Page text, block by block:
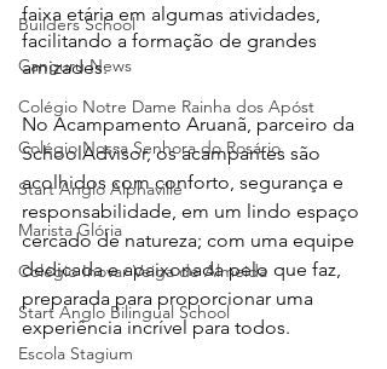
Builders School
Canguru News
Colégio Notre Dame Rainha dos Apóst
Colégio Nossa Senhora do Rosário
Start Anglo Alphaville
Marista Glória
Colégio Inovar Veiga de Almeida
Start Anglo Bilingual School
Escola Stagium
faixa etária em algumas atividades,
facilitando a formação de grandes
amizades.
No Acampamento Aruanã , parceiro da
SchoolAdvisor, os acampantes são
acolhidos com conforto, segurança e
responsabilidade, em um lindo espaço
cercado de natureza; com uma equipe
dedicada e apaixonada pelo que faz,
preparada para proporcionar uma
experiência incrível para todos.